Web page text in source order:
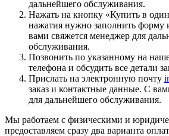
дальнейшего обслуживания.
Нажать на кнопку «Купить в
нажатия нужно заполнить форму
вами свяжется менеджер для
обслуживания.
Позвонить по указанному на
телефона и обсудить все детали
Прислать на электронную почту
заказ и контактные данные. С
для дальнейшего обслуживания.
Мы работаем с физическими и
предоставляем сразу два варианта